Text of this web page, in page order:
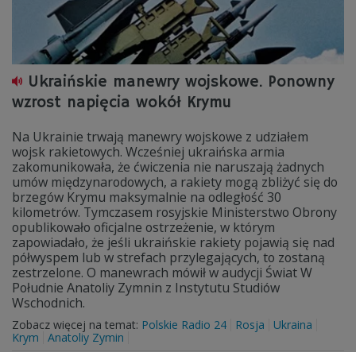
Ukraińskie manewry wojskowe. Ponowny
wzrost napięcia wokół Krymu
Na Ukrainie trwają manewry wojskowe z udziałem
wojsk rakietowych. Wcześniej ukraińska armia
zakomunikowała, że ćwiczenia nie naruszają żadnych
umów międzynarodowych, a rakiety mogą zbliżyć się do
brzegów Krymu maksymalnie na odległość 30
kilometrów. Tymczasem rosyjskie Ministerstwo Obrony
opublikowało oficjalne ostrzeżenie, w którym
zapowiadało, że jeśli ukraińskie rakiety pojawią się nad
półwyspem lub w strefach przylegających, to zostaną
zestrzelone. O manewrach mówił w audycji Świat W
Południe Anatoliy Zymnin z Instytutu Studiów
Wschodnich.
Zobacz więcej na temat: Polskie Radio 24 Rosja
Ukraina
Krym
Anatoliy Zymin